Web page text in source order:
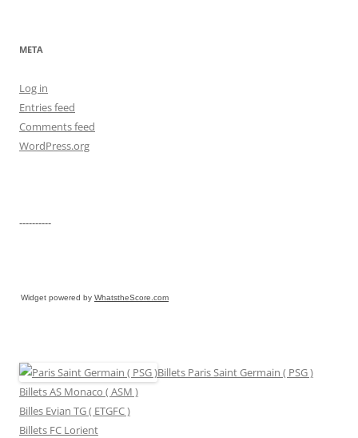
META
Log in
Entries feed
Comments feed
WordPress.org
----------
Widget powered by WhatstheScore.com
Billets Paris Saint Germain ( PSG )
Billets AS Monaco ( ASM )
Billes Evian TG ( ETGFC )
Billets FC Lorient